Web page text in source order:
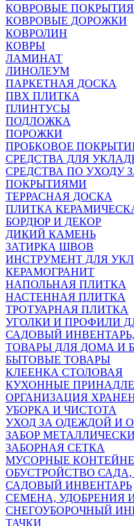
КОВРОВЫЕ ПОКРЫТИЯ
КОВРОВЫЕ ДОРОЖКИ
КОВРОЛИН
КОВРЫ
ЛАМИНАТ
ЛИНОЛЕУМ
ПАРКЕТНАЯ ДОСКА
ПВХ ПЛИТКА
ПЛИНТУСЫ
ПОДЛОЖКА
ПОРОЖКИ
ПРОБКОВОЕ
СРЕДСТВА ДЛЯ
СРЕДСТВА ПО УХОДУ
ПОКРЫТИЯМИ
ТЕРРАСНАЯ ДОСКА
ПЛИТКА
БОРДЮР И ДЕКОР
ДИКИЙ КАМЕНЬ
ЗАТИРКА ШВОВ
ИНСТРУМЕНТ ДЛЯ
КЕРАМОГРАНИТ
НАПОЛЬНАЯ ПЛИТКА
НАСТЕННАЯ ПЛИТКА
ТРОТУАРНАЯ ПЛИТКА
УГОЛКИ И ПРОФИЛИ
САДОВЫЙ
ТОВАРЫ ДЛЯ ДОМА И
БЫТОВЫЕ ТОВАРЫ
КЛЕЕНКА СТОЛОВАЯ
КУХОННЫЕ
ОРГАНИЗАЦИЯ
УБОРКА И ЧИСТОТА
УХОД ЗА ОДЕЖДОЙ И
ЗАБОР
ЗАБОРНАЯ СЕТКА
МУСОРНЫЕ
ОБУСТРОЙСТВО САДА,
САДОВЫЙ ИНВЕНТАРЬ
СЕМЕНА, УДОБРЕНИЯ
СНЕГОУБОРОЧНЫЙ
ТАЧКИ